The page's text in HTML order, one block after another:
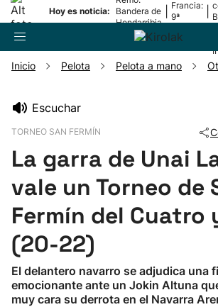
Hoy es noticia:
Bandera de
Hondarribia
Francia:
9ª
II
Pelota
Remo
Baloncesto
Ciclismo
Inicio Pelota Pelota a mano
Escuchar
TORNEO SAN FERMÍN
La garra de Unai
vale un Torneo de
Fermín del Cuatro
(20-22)
El delantero navarro se adjudica una
emocionante ante un Jokin Altuna
muy cara su derrota en el Navarra